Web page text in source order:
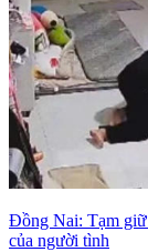
Đồng Nai: Tạm giữ
của người tình